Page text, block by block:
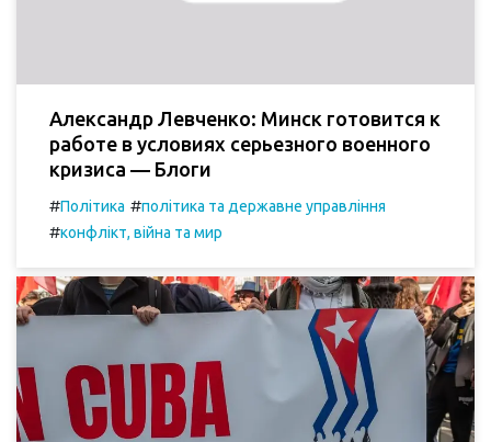
Александр Левченко: Минск готовится к
работе в условиях серьезного военного
кризиса — Блоги
#Політика #політика та державне управління
#конфлікт, війна та мир